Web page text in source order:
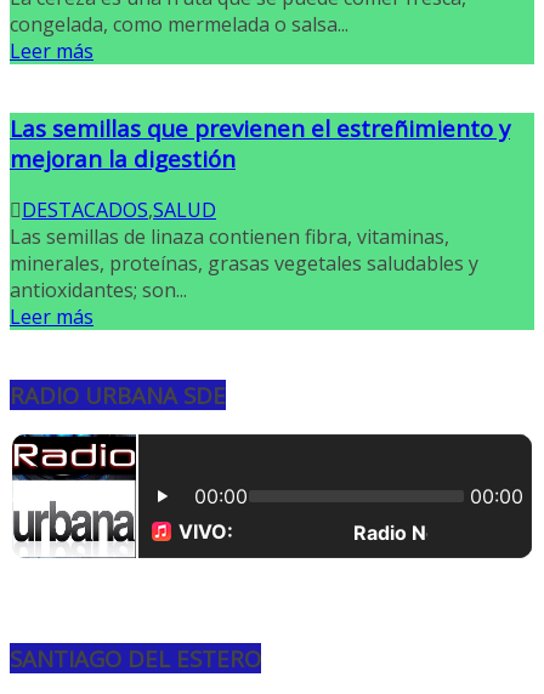
congelada, como mermelada o salsa...
Leer más
Las semillas que previenen el estreñimiento y
mejoran la digestión
DESTACADOS,SALUD
Las semillas de linaza contienen fibra, vitaminas,
minerales, proteínas, grasas vegetales saludables y
antioxidantes; son...
Leer más
RADIO URBANA SDE
SANTIAGO DEL ESTERO